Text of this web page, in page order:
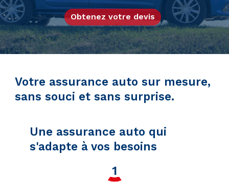
Obtenez votre devis
Votre assurance auto sur mesure,
sans souci et sans surprise.
Une assurance auto qui
s'adapte à vos besoins